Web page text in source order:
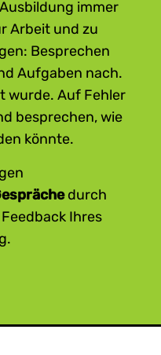
zulassen: Aus
geben:
sondern
Besprechen Sie
Lehrling, wie es
kann.
werden:
Anerkennung
gut macht.
Feedback
immer
Arbeit und zu
Besprechen
Aufgaben nach.
wurde. Auf Fehler
besprechen, wie
könnte.
durch
Ihres